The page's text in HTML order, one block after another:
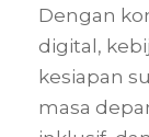
Dengan
digital,
kesiapan
masa